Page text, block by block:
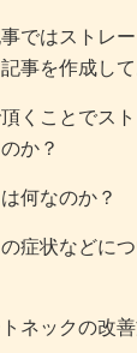
ではストレ
事を作成して
くことでス
か？
何なのか？
症状などに
ネックの改